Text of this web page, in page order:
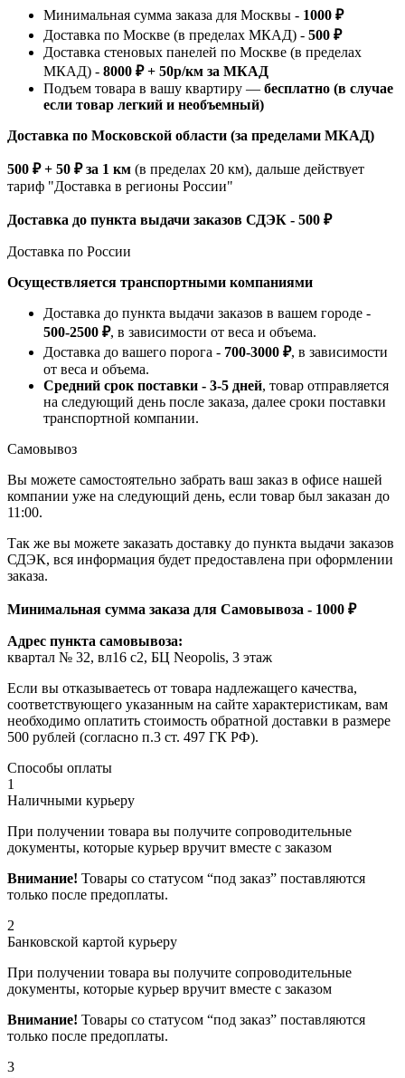
Минимальная сумма заказа для Москвы - 1000 ₽
Доставка по Москве (в пределах МКАД) - 500 ₽
Доставка стеновых панелей по Москве (в пределах
МКАД) - 8000 ₽ + 50р/км за МКАД
Подъем товара в вашу квартиру — бесплатно (в случае
если товар легкий и необъемный)
Доставка по Московской области (за пределами МКАД)
500 ₽ + 50 ₽ за 1 км (в пределах 20 км), дальше действует
тариф "Доставка в регионы России"
Доставка до пункта выдачи заказов СДЭК - 500 ₽
Доставка по России
Осуществляется транспортными компаниями
Доставка до пункта выдачи заказов в вашем городе -
500-2500 ₽, в зависимости от веса и объема.
Доставка до вашего порога - 700-3000 ₽, в зависимости
от веса и объема.
Средний срок поставки - 3-5 дней, товар отправляется
на следующий день после заказа, далее сроки поставки
транспортной компании.
Самовывоз
Вы можете самостоятельно забрать ваш заказ в офисе нашей
компании уже на следующий день, если товар был заказан до
11:00.
Так же вы можете заказать доставку до пункта выдачи заказов
СДЭК, вся информация будет предоставлена при оформлении
заказа.
Минимальная сумма заказа для Самовывоза - 1000 ₽
Адрес пункта самовывоза:
квартал № 32, вл16 с2, БЦ Neopolis, 3 этаж
Если вы отказываетесь от товара надлежащего качества,
соответствующего указанным на сайте характеристикам, вам
необходимо оплатить стоимость обратной доставки в размере
500 рублей (согласно п.3 ст. 497 ГК РФ).
Способы оплаты
1
Наличными курьеру
При получении товара вы получите сопроводительные
документы, которые курьер вручит вместе с заказом
Внимание! Товары со статусом “под заказ” поставляются
только после предоплаты.
2
Банковской картой курьеру
При получении товара вы получите сопроводительные
документы, которые курьер вручит вместе с заказом
Внимание! Товары со статусом “под заказ” поставляются
только после предоплаты.
3